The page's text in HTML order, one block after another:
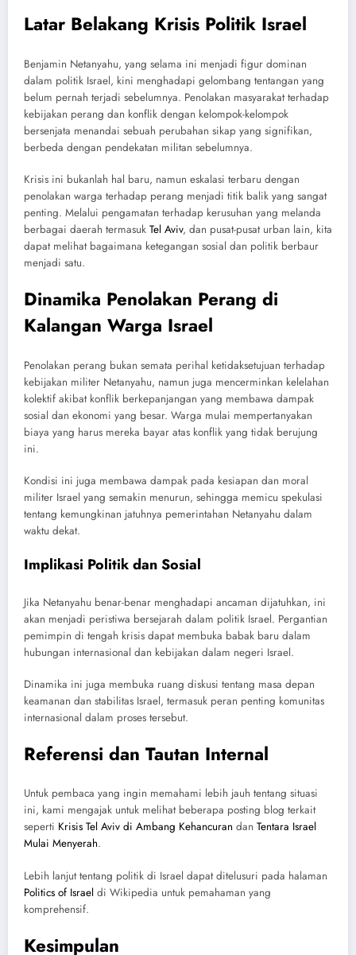
Latar Belakang Krisis Politik Israel
Benjamin Netanyahu, yang selama ini menjadi figur dominan
dalam politik Israel, kini menghadapi gelombang tentangan yang
belum pernah terjadi sebelumnya. Penolakan masyarakat terhadap
kebijakan perang dan konflik dengan kelompok-kelompok
bersenjata menandai sebuah perubahan sikap yang signifikan,
berbeda dengan pendekatan militan sebelumnya.
Krisis ini bukanlah hal baru, namun eskalasi terbaru dengan
penolakan warga terhadap perang menjadi titik balik yang sangat
penting. Melalui pengamatan terhadap kerusuhan yang melanda
berbagai daerah termasuk Tel Aviv, dan pusat-pusat urban lain, kita
dapat melihat bagaimana ketegangan sosial dan politik berbaur
menjadi satu.
Dinamika Penolakan Perang di
Kalangan Warga Israel
Penolakan perang bukan semata perihal ketidaksetujuan terhadap
kebijakan militer Netanyahu, namun juga mencerminkan kelelahan
kolektif akibat konflik berkepanjangan yang membawa dampak
sosial dan ekonomi yang besar. Warga mulai mempertanyakan
biaya yang harus mereka bayar atas konflik yang tidak berujung
ini.
Kondisi ini juga membawa dampak pada kesiapan dan moral
militer Israel yang semakin menurun, sehingga memicu spekulasi
tentang kemungkinan jatuhnya pemerintahan Netanyahu dalam
waktu dekat.
Implikasi Politik dan Sosial
Jika Netanyahu benar-benar menghadapi ancaman dijatuhkan, ini
akan menjadi peristiwa bersejarah dalam politik Israel. Pergantian
pemimpin di tengah krisis dapat membuka babak baru dalam
hubungan internasional dan kebijakan dalam negeri Israel.
Dinamika ini juga membuka ruang diskusi tentang masa depan
keamanan dan stabilitas Israel, termasuk peran penting komunitas
internasional dalam proses tersebut.
Referensi dan Tautan Internal
Untuk pembaca yang ingin memahami lebih jauh tentang situasi
ini, kami mengajak untuk melihat beberapa posting blog terkait
seperti Krisis Tel Aviv di Ambang Kehancuran dan Tentara Israel
Mulai Menyerah.
Lebih lanjut tentang politik di Israel dapat ditelusuri pada halaman
Politics of Israel di Wikipedia untuk pemahaman yang
komprehensif.
Kesimpulan